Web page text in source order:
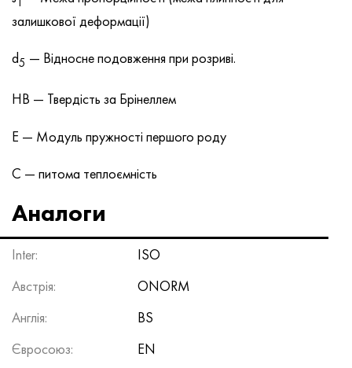
залишкової деформації)
d5 — Відносне подовження при розриві.
HB — Твердість за Брінеллем
E — Модуль пружності першого роду
C — питома теплоємність
Аналоги
Inter:
ISO
Австрія:
ONORM
Англія:
BS
Євросоюз:
EN